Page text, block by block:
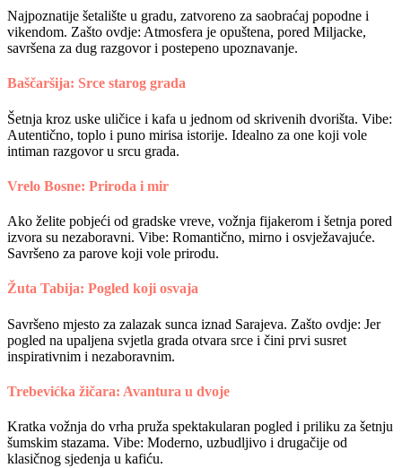
Najpoznatije šetalište u gradu, zatvoreno za saobraćaj popodne i
vikendom. Zašto ovdje: Atmosfera je opuštena, pored Miljacke,
savršena za dug razgovor i postepeno upoznavanje.
Baščaršija: Srce starog grada
Šetnja kroz uske uličice i kafa u jednom od skrivenih dvorišta. Vibe:
Autentično, toplo i puno mirisa istorije. Idealno za one koji vole
intiman razgovor u srcu grada.
Vrelo Bosne: Priroda i mir
Ako želite pobjeći od gradske vreve, vožnja fijakerom i šetnja pored
izvora su nezaboravni. Vibe: Romantično, mirno i osvježavajuće.
Savršeno za parove koji vole prirodu.
Žuta Tabija: Pogled koji osvaja
Savršeno mjesto za zalazak sunca iznad Sarajeva. Zašto ovdje: Jer
pogled na upaljena svjetla grada otvara srce i čini prvi susret
inspirativnim i nezaboravnim.
Trebevićka žičara: Avantura u dvoje
Kratka vožnja do vrha pruža spektakularan pogled i priliku za šetnju
šumskim stazama. Vibe: Moderno, uzbudljivo i drugačije od
klasičnog sjedenja u kafiću.